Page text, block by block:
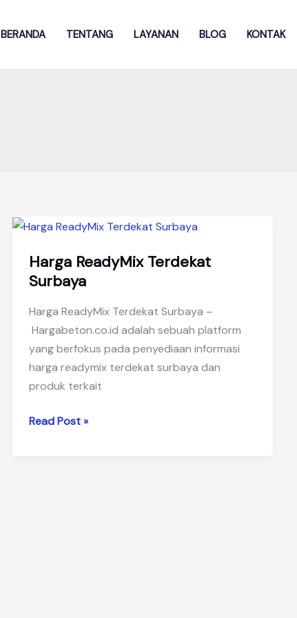
BERANDA TENTANG LAYANAN BLOG KONTAK
Harga ReadyMix Terdekat
Surbaya
Harga ReadyMix Terdekat Surbaya –
Hargabeton.co.id adalah sebuah platform
yang berfokus pada penyediaan informasi
harga readymix terdekat surbaya dan
produk terkait
Harga
Read Post »